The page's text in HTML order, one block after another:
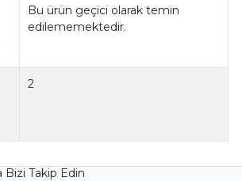
Bu ürün geçici olarak temin
edilememektedir.
2
Bizi Takip Edin